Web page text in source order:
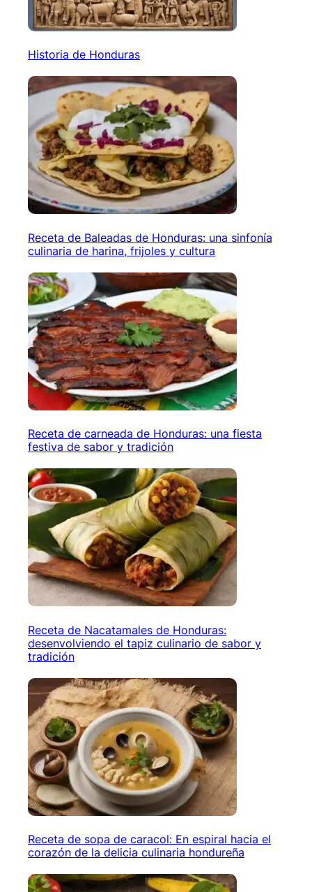
Historia de Honduras
Receta de Baleadas de Honduras: una sinfonía
culinaria de harina, frijoles y cultura
Receta de carneada de Honduras: una fiesta
festiva de sabor y tradición
Receta de Nacatamales de Honduras:
desenvolviendo el tapiz culinario de sabor y
tradición
Receta de sopa de caracol: En espiral hacia el
corazón de la delicia culinaria hondureña